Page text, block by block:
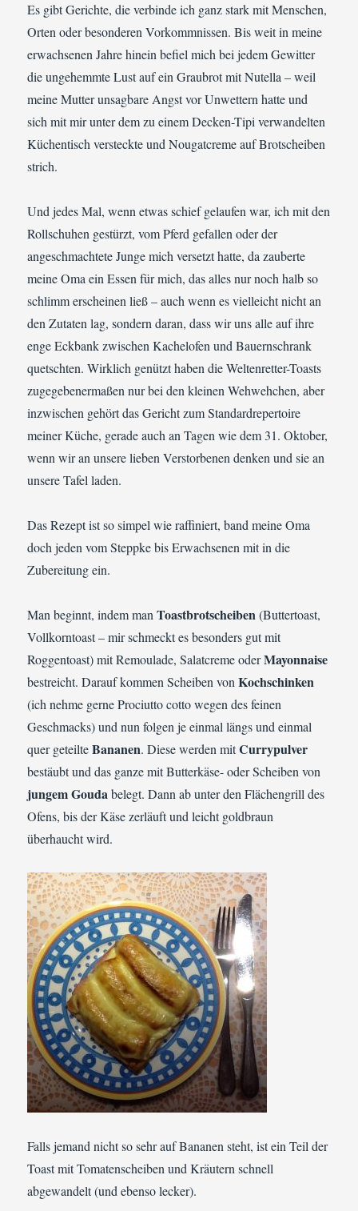
Es gibt Gerichte, die verbinde ich ganz stark mit Menschen,
Orten oder besonderen Vorkommnissen. Bis weit in meine
erwachsenen Jahre hinein befiel mich bei jedem Gewitter
die ungehemmte Lust auf ein Graubrot mit Nutella – weil
meine Mutter unsagbare Angst vor Unwettern hatte und
sich mit mir unter dem zu einem Decken-Tipi verwandelten
Küchentisch versteckte und Nougatcreme auf Brotscheiben
strich.
Und jedes Mal, wenn etwas schief gelaufen war, ich mit den
Rollschuhen gestürzt, vom Pferd gefallen oder der
angeschmachtete Junge mich versetzt hatte, da zauberte
meine Oma ein Essen für mich, das alles nur noch halb so
schlimm erscheinen ließ – auch wenn es vielleicht nicht an
den Zutaten lag, sondern daran, dass wir uns alle auf ihre
enge Eckbank zwischen Kachelofen und Bauernschrank
quetschten. Wirklich genützt haben die Weltenretter-Toasts
zugegebenermaßen nur bei den kleinen Wehwehchen, aber
inzwischen gehört das Gericht zum Standardrepertoire
meiner Küche, gerade auch an Tagen wie dem 31. Oktober,
wenn wir an unsere lieben Verstorbenen denken und sie an
unsere Tafel laden.
Das Rezept ist so simpel wie raffiniert, band meine Oma
doch jeden vom Steppke bis Erwachsenen mit in die
Zubereitung ein.
Man beginnt, indem manToastbrotscheiben(Buttertoast,
Vollkorntoast – mir schmeckt es besonders gut mit
Roggentoast) mit Remoulade, Salatcreme oderMayonnaise
bestreicht. Darauf kommen Scheiben vonKochschinken
(ich nehme gerne Prociutto cotto wegen des feinen
Geschmacks) und nun folgen je einmal längs und einmal
quer geteilteBananen. Diese werden mitCurrypulver
bestäubt und das ganze mit Butterkäse- oder Scheiben von
jungem Goudabelegt. Dann ab unter den Flächengrill des
Ofens, bis der Käse zerläuft und leicht goldbraun
überhaucht wird.
Falls jemand nicht so sehr auf Bananen steht, ist ein Teil der
Toast mit Tomatenscheiben und Kräutern schnell
abgewandelt (und ebenso lecker).